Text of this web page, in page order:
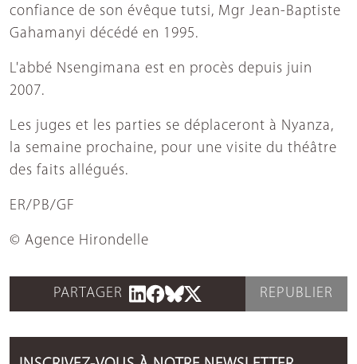
confiance de son évêque tutsi, Mgr Jean-Baptiste
Gahamanyi décédé en 1995.
L'abbé Nsengimana est en procès depuis juin
2007.
Les juges et les parties se déplaceront à Nyanza,
la semaine prochaine, pour une visite du théâtre
des faits allégués.
ER/PB/GF
© Agence Hirondelle
PARTAGER REPUBLIER